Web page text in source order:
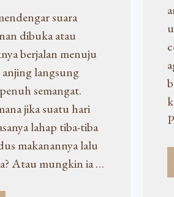
suara
dibuka atau
berjalan menuju
langsung
semangat.
jika suatu hari
lahap tiba-tiba
makanannya lalu
Atau mungkin ia …